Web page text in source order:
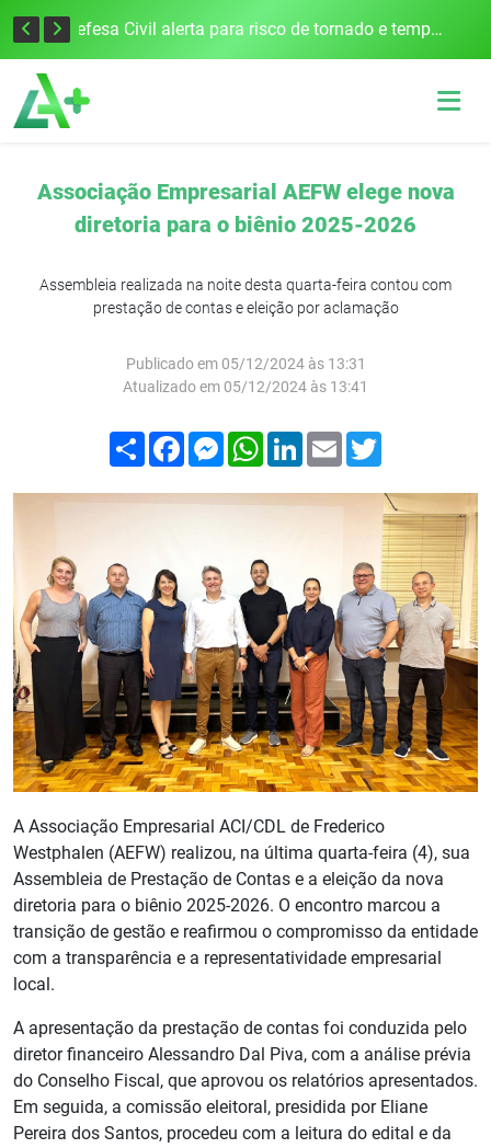
Justiça Eleitoral intensifica preparativos e faz alertas para as Eleições 2026 na 94ª Zona Eleitoral Defesa Civil alerta para risco de tornado e tempestades severas no RS entre esta quinta e sexta-feira
Associação Empresarial AEFW elege nova
diretoria para o biênio 2025-2026
Assembleia realizada na noite desta quarta-feira contou com
prestação de contas e eleição por aclamação
Publicado em 05/12/2024 às 13:31
Atualizado em 05/12/2024 às 13:41
Compartilhar
FacebookMessenger
WhatsApp
LinkedIn
Email
A Associação Empresarial ACI/CDL de Frederico
Westphalen (AEFW) realizou, na última quarta-feira (4), sua
Assembleia de Prestação de Contas e a eleição da nova
diretoria para o biênio 2025-2026. O encontro marcou a
transição de gestão e reafirmou o compromisso da entidade
com a transparência e a representatividade empresarial
local.
A apresentação da prestação de contas foi conduzida pelo
diretor financeiro Alessandro Dal Piva, com a análise prévia
do Conselho Fiscal, que aprovou os relatórios apresentados.
Em seguida, a comissão eleitoral, presidida por Eliane
Pereira dos Santos, procedeu com a leitura do edital e da